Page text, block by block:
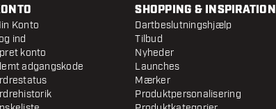
Konto
ind
konto
adgangskode
SHOPPING & INSPIRATION
Dartbeslutningshjælp
Tilbud
Nyheder
Launches
Mærker
Produktpersonalisering